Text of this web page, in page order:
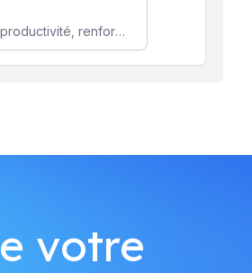
Microsoft 365 une solution complète qui booste votre productivité, renforce la sécurité de vos données et facilite la collaboration.
votre